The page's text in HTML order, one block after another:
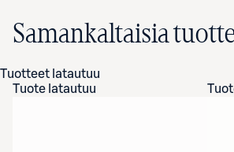
Samankaltaisia
Tuotteet latautuu
Tuote latautuu